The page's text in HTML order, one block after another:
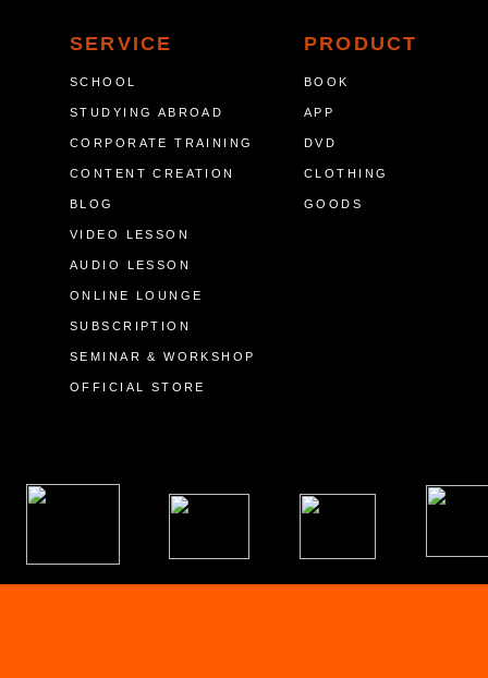
SERVICE
SCHOOL
STUDYING ABROAD
CORPORATE TRAINING
CONTENT CREATION
BLOG
VIDEO LESSON
AUDIO LESSON
ONLINE LOUNGE
SUBSCRIPTION
SEMINAR & WORKSHOP
OFFICIAL STORE
PRODUCT
BOOK
APP
DVD
CLOTHING
GOODS